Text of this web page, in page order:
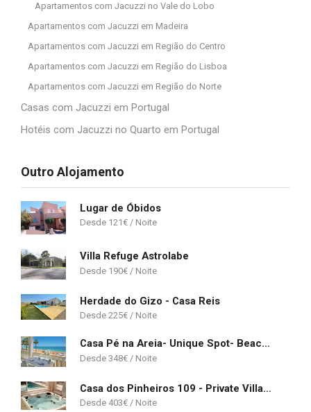
Apartamentos com Jacuzzi no Vale do Lobo
Apartamentos com Jacuzzi em Madeira
Apartamentos com Jacuzzi em Região do Centro
Apartamentos com Jacuzzi em Região do Lisboa
Apartamentos com Jacuzzi em Região do Norte
Casas com Jacuzzi em Portugal
Hotéis com Jacuzzi no Quarto em Portugal
Outro Alojamento
Lugar de Óbidos
121€
Villa Refuge Astrolabe
190€
Herdade do Gizo - Casa Reis
225€
Casa Pé na Areia- Unique Spot- Beach front
348€
Casa dos Pinheiros 109 - Private Villa with pool & heated SPA
403€